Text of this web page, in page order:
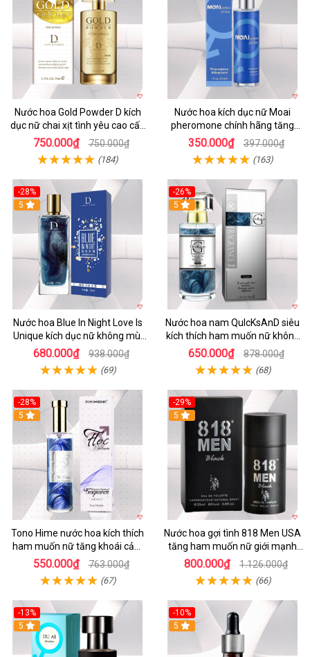
Nước hoa Gold Powder D kích
dục nữ chai xịt tình yêu cao cấp
chính hãng
750.000₫ 750.000₫
(184)
Nước hoa kích dục nữ Moai
pheromone chính hãng tăng
ham muốn nhanh
350.000₫ 397.000₫
(163)
-28%
5
Nước hoa Blue In Night Love Is
Unique kích dục nữ không mùi
đỉnh cao
680.000₫ 938.000₫
(69)
-26%
5
Nước hoa nam QuIcKsAnD siêu
kích thích ham muốn nữ không
mùi
650.000₫ 878.000₫
(68)
-28%
5
Tono Hime nước hoa kích thích
ham muốn nữ tăng khoái cảm
an toàn
550.000₫ 763.000₫
(67)
-29%
5
Nước hoa gợi tình 818 Men USA
tăng ham muốn nữ giới mạnh
nhất
800.000₫ 1.126.000₫
(66)
-13%
Hot
5
-10%
5